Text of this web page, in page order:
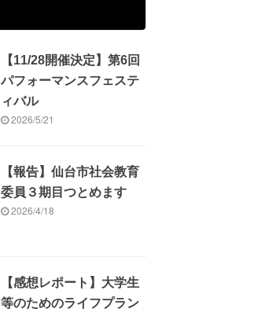
【11/28開催決定】第6回
パフォーマンスフェステ
ィバル
2026/5/21
【報告】仙台市社会教育
委員３期目つとめます
2026/4/18
【感想レポート】大学生
等のためのライフプラン